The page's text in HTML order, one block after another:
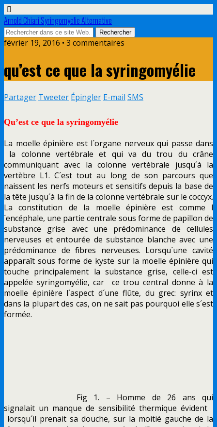
Arnold Chiari Syringomyelie Alternative
février 19, 2016 • 3 commentaires
qu’est ce que la syringomyélie
Partager Tweeter Épingler E-mail SMS
Qu’est ce que la syringomyélie
La moelle épinière est l´organe nerveux qui passe dans
la colonne vertébrale et qui va du trou du crâne
communiquant avec la colonne vertébrale jusqu´à la
vertèbre L1. C´est tout au long de son parcours que
naissent les nerfs moteurs et sensitifs depuis la base de
la tête jusqu´à la fin de la colonne vertébrale sur le coccyx.
La constitution de la moelle épinière est comme l
´encéphale, une partie centrale sous forme de papillon de
substance grise avec une prédominance de cellules
nerveuses et entourée de substance blanche avec une
prédominance de fibres nerveuses. Lorsqu´une cavité
apparaît sous forme de kyste sur la moelle épinière qui
touche principalement la substance grise, celle-ci est
appelée syringomyélie, car ce trou central donne à la
moelle épinière l´aspect d´une flûte, du grec: syrinx et
dans la plupart des cas, on ne sait pas pourquoi elle s´est
formée.
Fig 1. – Homme de 26 ans qui
signalait un manque de sensibilité thermique évident
lorsqu´il prenait sa douche, sur la moitié gauche de la